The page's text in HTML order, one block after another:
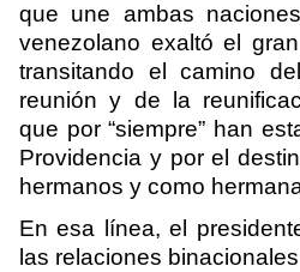
que une ambas
venezolano exaltó el
transitando el camino
reunión y de la
que por “siempre” han
Providencia y por el
hermanos y como
En esa línea, el
las relaciones